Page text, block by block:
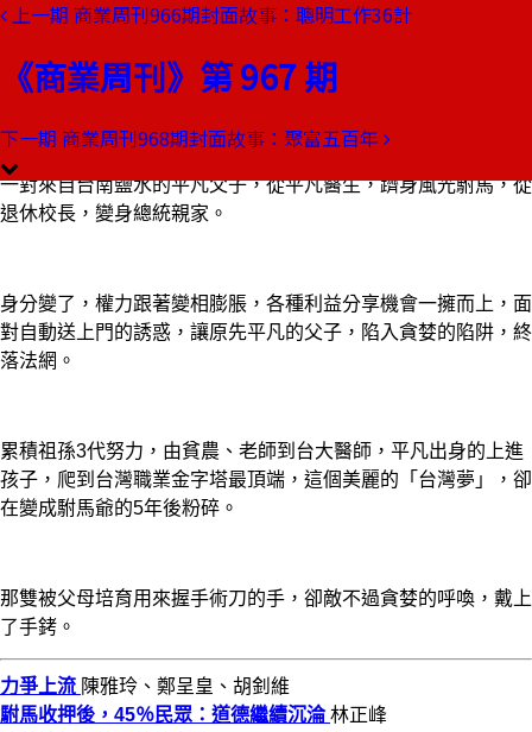
上一期 商業周刊966期封面故事：聰明工作36計
《商業周刊》第 967 期
下一期 商業周刊968期封面故事：聚富五百年
本期目錄
力爭上流
一對來自台南鹽水的平凡父子，從平凡醫生，躋身風光駙馬，從
退休校長，變身總統親家。
身分變了，權力跟著變相膨脹，各種利益分享機會一擁而上，面
對自動送上門的誘惑，讓原先平凡的父子，陷入貪婪的陷阱，終
落法網。
累積祖孫3代努力，由貧農、老師到台大醫師，平凡出身的上進
孩子，爬到台灣職業金字塔最頂端，這個美麗的「台灣夢」，卻
在變成駙馬爺的5年後粉碎。
那雙被父母培育用來握手術刀的手，卻敵不過貪婪的呼喚，戴上
了手銬。
力爭上流 陳雅玲、鄭呈皇、胡釗維
駙馬收押後，45％民眾：道德繼續沉淪 林正峰